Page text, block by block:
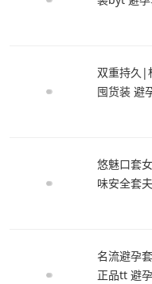
双重持久|
囤货装 避
悠魅口套
味安全套
名流避孕
正品tt 避